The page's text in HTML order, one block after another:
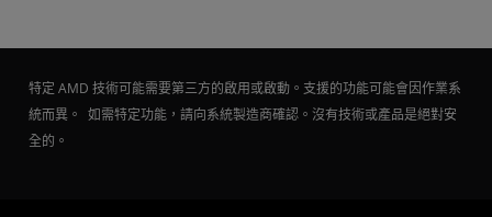
特定 AMD 技術可能需要第三方的啟用或啟動。支援的功能可能會因作業系
統而異。 如需特定功能，請向系統製造商確認。沒有技術或產品是絕對安
全的。